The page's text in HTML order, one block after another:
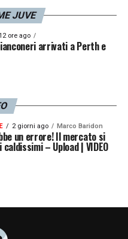
JUVE
ore ago
arrivati a Perth e
2 giorni ago Marco Baridon
un errore! Il mercato si
– Upload | VIDEO